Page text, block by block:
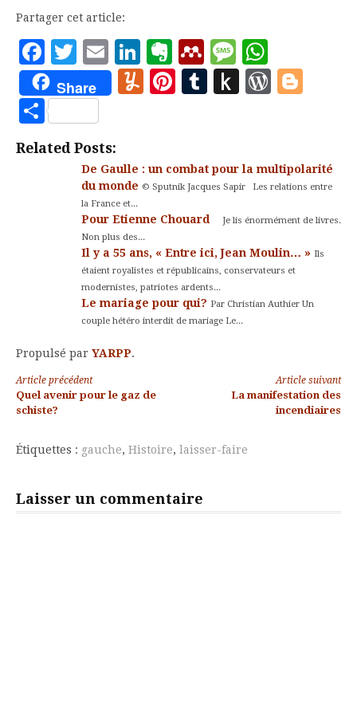
Partager cet article:
Facebook
Twitter
EmailLinkedIn
Evernote
Mendeley
Message
Share Yummly
Pinterest
Tumblr
Push
Partager
Related Posts:
De Gaulle : un combat pour la multipolarité
du monde © Sputnik Jacques Sapir Les relations entre
la France et...
Pour Etienne Chouard
Je lis énormément de livres.
Non plus des...
Il y a 55 ans, « Entre ici, Jean Moulin… » Ils
étaient royalistes et républicains, conservateurs et
modernistes, patriotes ardents...
Le mariage pour qui? Par Christian Authier Un
couple hétéro interdit de mariage Le...
Propulsé par YARPP.
Lire
la
suite
Article précédent
Quel avenir pour le gaz de
schiste?
Article suivant
La manifestation des
incendiaires
Étiquettes : gauche, Histoire, laisser-faire
Laisser un commentaire